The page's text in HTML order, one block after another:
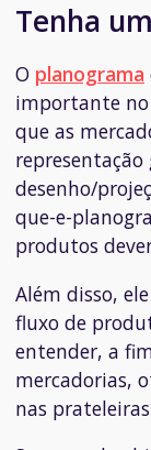
Tenha
O planograma
importante no
que as
desenho/
que-e-
produtos
Além disso,
fluxo de
entender, a
mercadorias,
nas